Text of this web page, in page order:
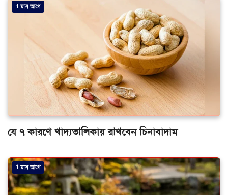
1 মাস আগে
যে ৭ কারণে খাদ্যতালিকায় রাখবেন চিনাবাদাম
1 মাস আগে